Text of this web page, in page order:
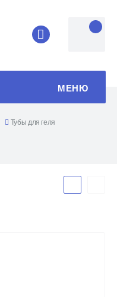
8 (4852) 33-
МЕНЮ
Тубы для геля